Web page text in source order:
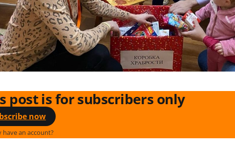
post is for subscribers only
now
have an account?